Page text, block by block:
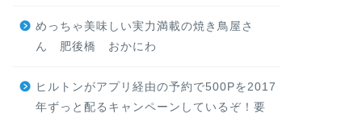
めっちゃ美味しい実力満載の焼き鳥屋さ
ん 肥後橋 おかにわ
ヒルトンがアプリ経由の予約で500Pを2017
年ずっと配るキャンペーンしているぞ！要